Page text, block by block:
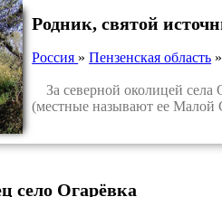
Родник, святой
Россия »Пензенская область
За северной околицей села
(местные называют ее Малой
село Огарёвка